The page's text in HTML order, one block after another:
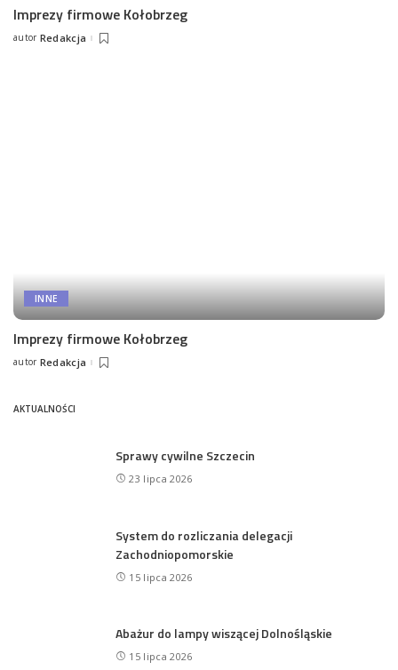
Imprezy firmowe Kołobrzeg
Posted
autor Redakcja
INNE
Imprezy firmowe Kołobrzeg
Posted
autor Redakcja
AKTUALNOŚCI
Sprawy cywilne Szczecin
23 lipca 2026
System do rozliczania delegacji
Zachodniopomorskie
15 lipca 2026
Abażur do lampy wiszącej Dolnośląskie
15 lipca 2026